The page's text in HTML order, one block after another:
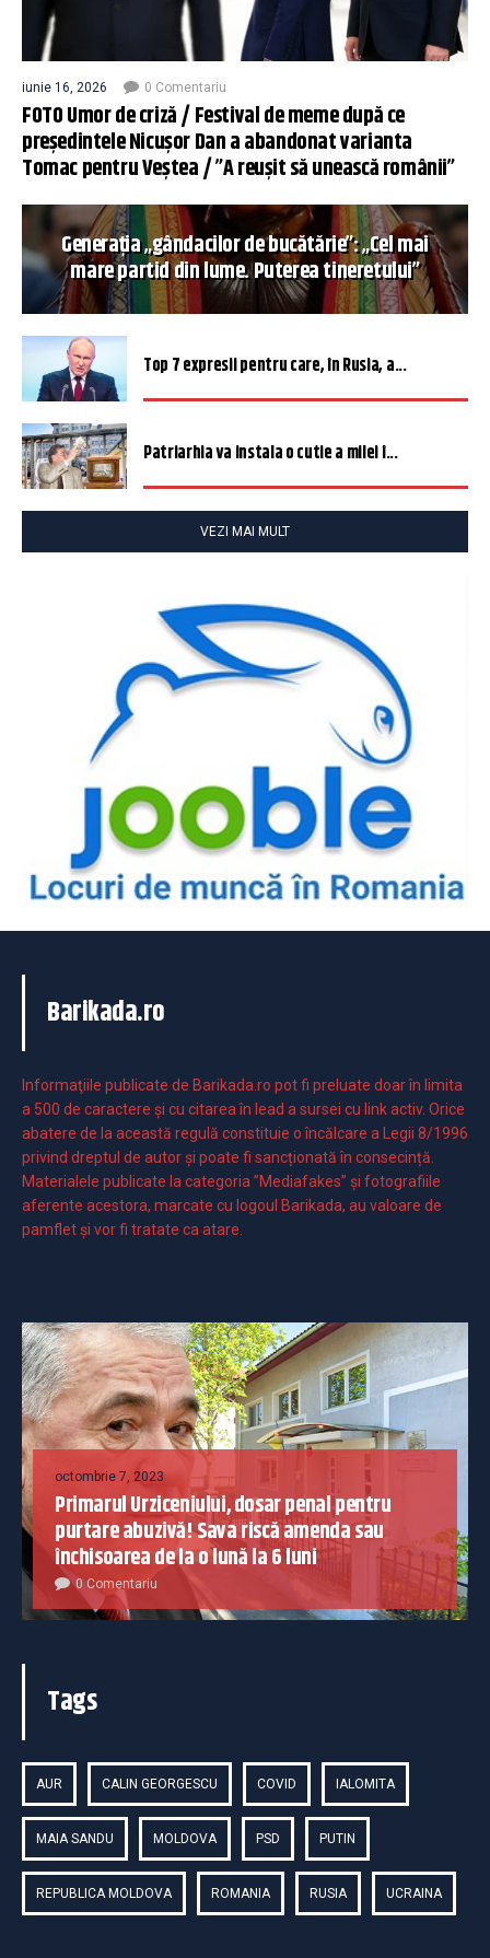
iunie 16, 2026 0 Comentariu
FOTO Umor de criză / Festival de meme după ce
președintele Nicușor Dan a abandonat varianta
Tomac pentru Veștea / ”A reușit să unească românii”
Generația „gândacilor de bucătărie”: „Cel mai
mare partid din lume. Puterea tineretului”
Top 7 expresii pentru care, în Rusia, a...
Patriarhia va instala o cutie a milei î...
VEZI MAI MULT
Barikada.ro
Informaţiile publicate de Barikada.ro pot fi preluate doar în limita
a 500 de caractere şi cu citarea în lead a sursei cu link activ. Orice
abatere de la această regulă constituie o încălcare a Legii 8/1996
privind dreptul de autor și poate fi sancționată în consecință.
Materialele publicate la categoria ”Mediafakes” și fotografiile
aferente acestora, marcate cu logoul Barikada, au valoare de
pamflet și vor fi tratate ca atare.
octombrie 7, 2023
Primarul Urziceniului, dosar penal pentru
purtare abuzivă! Sava riscă amenda sau
închisoarea de la o lună la 6 luni
0 Comentariu
Tags
AUR CALIN GEORGESCU COVID IALOMITA
MAIA SANDU MOLDOVA PSD PUTIN
REPUBLICA MOLDOVA ROMANIA RUSIA UCRAINA